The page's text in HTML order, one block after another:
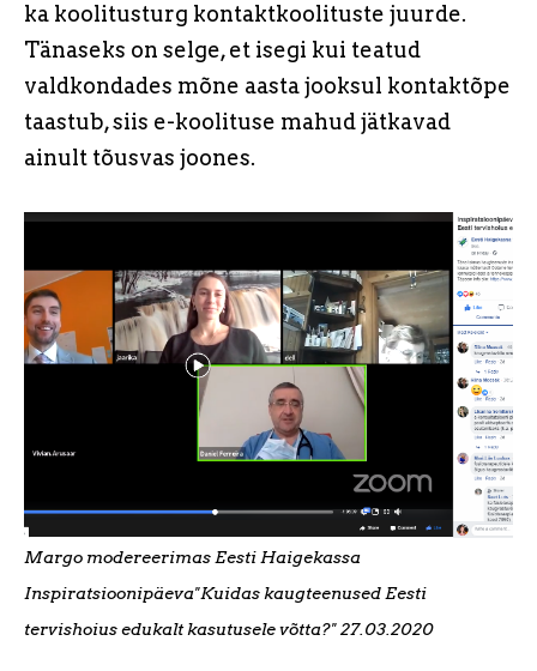
ka koolitusturg kontaktkoolituste juurde.
Tänaseks on selge, et isegi kui teatud
valdkondades mõne aasta jooksul kontaktõpe
taastub, siis e-koolituse mahud jätkavad
ainult tõusvas joones.
Margo modereerimas Eesti Haigekassa
Inspiratsioonipäeva"Kuidas kaugteenused Eesti
tervishoius edukalt kasutusele võtta?" 27.03.2020